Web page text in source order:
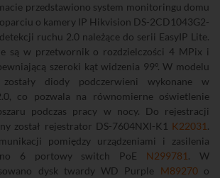
przedstawiono system monitoringu domu
o kamery IP Hikvision DS-2CD1043G2-
ruchu 2.0 należące do serii EasyIP Lite.
są w przetwornik o rozdzielczości 4 MPix i
szeroki kąt widzenia 99°. W modelu
zostały diody podczerwieni wykonane w
co pozwala na równomierne oświetlenie
podczas pracy w nocy. Do rejestracji
został rejestrator DS-7604NXI-K1 K22031 .
pomiędzy urządzeniami i zasilenia
6 portowy switch PoE N299781 . W
dysk twardy WD Purple M89270o